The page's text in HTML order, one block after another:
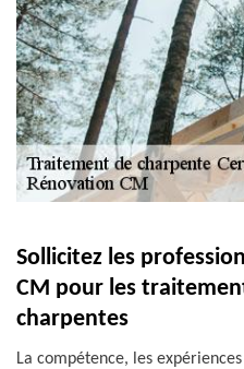
Sollicitez les
CM pour les
charpentes
La compétence, les